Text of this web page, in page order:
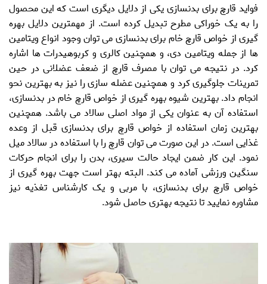
فواید قارچبرای بدنسازی یکی از دلایل دیگری است که این محصول
را به یک خوراکی مطرح تبدیل کرده است. از مهمترین دلایل بهره
گیری از خواص قارچ خامبرای بدنسازی می توان وجود انواع ویتامین
ها از جمله ویتامین دی، و همچنین کالری و کربوهیدرات ها اشاره
کرد. در نتیجه می توان با مصرف قارچ از ضعف عضلانی در حین
تمرینات جلوگیری کرد و همچنین عضله سازی را نیز به بهترین نحو
انجام داد. بهترین شیوه بهره گیری از خواص قارچ خامدر بدنسازی،
استفاده آن به عنوان یکی از مواد اصلی سالاد می باشد. همچنین
بهترین زمان استفاده از خواص قارچ برای بدنسازی قبل از وعده
غذایی است. در این صورت می توان قارچ را با استفاده در سالاد میل
نمود. این کار ضمن ایجاد حالت سیری، بدن را برای انجام حرکات
سنگین ورزشی آماده می کند. البته بهتر است جهت بهره گیری از
خواص قارچ برای بدنسازی، با مربی و یک کارشناس تغذیه نیز
مشاوره نمایید تا نتیجه بهتری حاصل شود.